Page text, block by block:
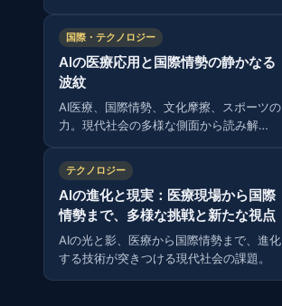
国際・テクノロジー
AIの医療応用と国際情勢の静かなる
波紋
AI医療、国際情勢、文化摩擦、スポーツの
力。現代社会の多様な側面から読み解
テクノロジー
AIの進化と現実：医療現場から国際
情勢まで、多様な挑戦と新たな視点
AIの光と影、医療から国際情勢まで、進化
する技術が突きつける現代社会の課題。